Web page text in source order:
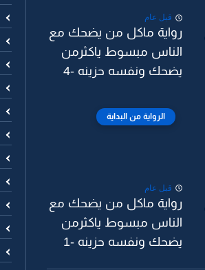
قبل عام
رواية ماكل من يضحك مع
الناس مبسوط ياكثرمن
يضحك ونفسه حزينه -4
الرواية من البداية
قبل عام
رواية ماكل من يضحك مع
الناس مبسوط ياكثرمن
يضحك ونفسه حزينه -1